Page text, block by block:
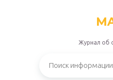
Журнал об